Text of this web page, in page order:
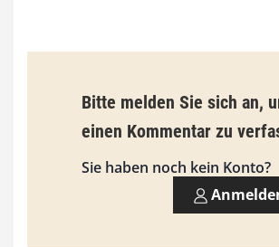
9
3
0
0
Bitte melden Sie sich an,
einen Kommentar zu
Sie haben noch kein Konto?